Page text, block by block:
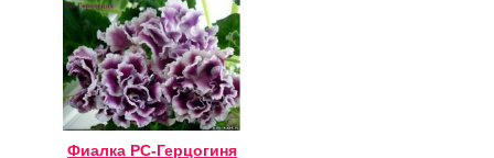
Фиалка РС-Герцогиня